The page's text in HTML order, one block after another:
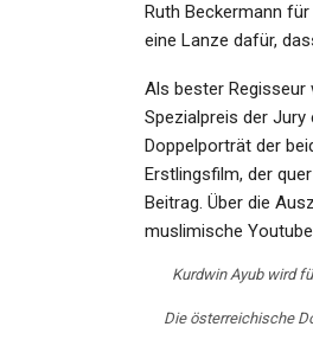
Ruth Beckermann
eine Lanze dafür,
Als bester Regisseur
Spezialpreis der Jury
Doppelporträt der
Erstlingsfilm, der
Beitrag. Über die
muslimische
Kurdwin Ayub wird
Die österreichische